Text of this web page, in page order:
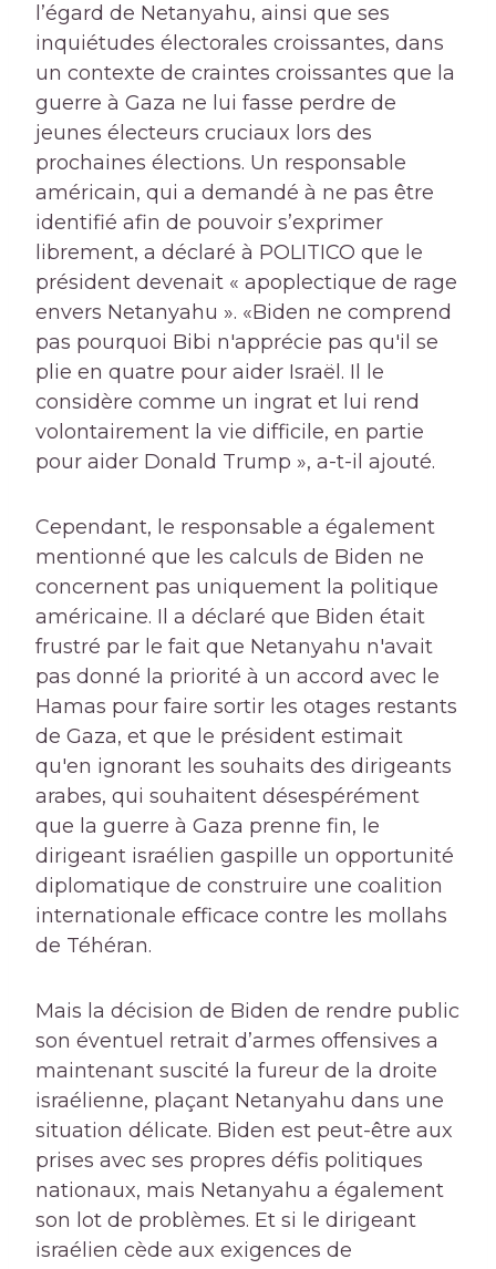
l’égard de Netanyahu, ainsi que ses
inquiétudes électorales croissantes, dans
un contexte de craintes croissantes que la
guerre à Gaza ne lui fasse perdre de
jeunes électeurs cruciaux lors des
prochaines élections. Un responsable
américain, qui a demandé à ne pas être
identifié afin de pouvoir s’exprimer
librement, a déclaré à POLITICO que le
président devenait « apoplectique de rage
envers Netanyahu ». «Biden ne comprend
pas pourquoi Bibi n'apprécie pas qu'il se
plie en quatre pour aider Israël. Il le
considère comme un ingrat et lui rend
volontairement la vie difficile, en partie
pour aider Donald Trump », a-t-il ajouté.
Cependant, le responsable a également
mentionné que les calculs de Biden ne
concernent pas uniquement la politique
américaine. Il a déclaré que Biden était
frustré par le fait que Netanyahu n'avait
pas donné la priorité à un accord avec le
Hamas pour faire sortir les otages restants
de Gaza, et que le président estimait
qu'en ignorant les souhaits des dirigeants
arabes, qui souhaitent désespérément
que la guerre à Gaza prenne fin, le
dirigeant israélien gaspille un opportunité
diplomatique de construire une coalition
internationale efficace contre les mollahs
de Téhéran.
Mais la décision de Biden de rendre public
son éventuel retrait d’armes offensives a
maintenant suscité la fureur de la droite
israélienne, plaçant Netanyahu dans une
situation délicate. Biden est peut-être aux
prises avec ses propres défis politiques
nationaux, mais Netanyahu a également
son lot de problèmes. Et si le dirigeant
israélien cède aux exigences de